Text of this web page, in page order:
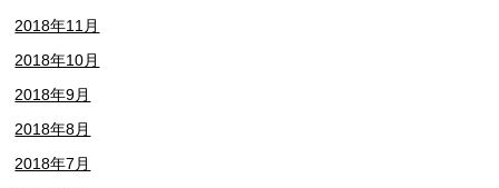
2018年11月
2018年10月
2018年9月
2018年8月
2018年7月